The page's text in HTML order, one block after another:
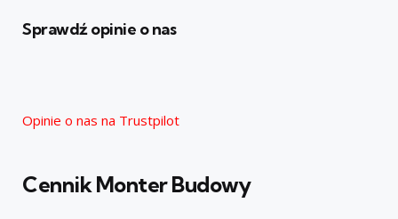
Sprawdź opinie o nas
Opinie o nas na Trustpilot
Cennik Monter Budowy